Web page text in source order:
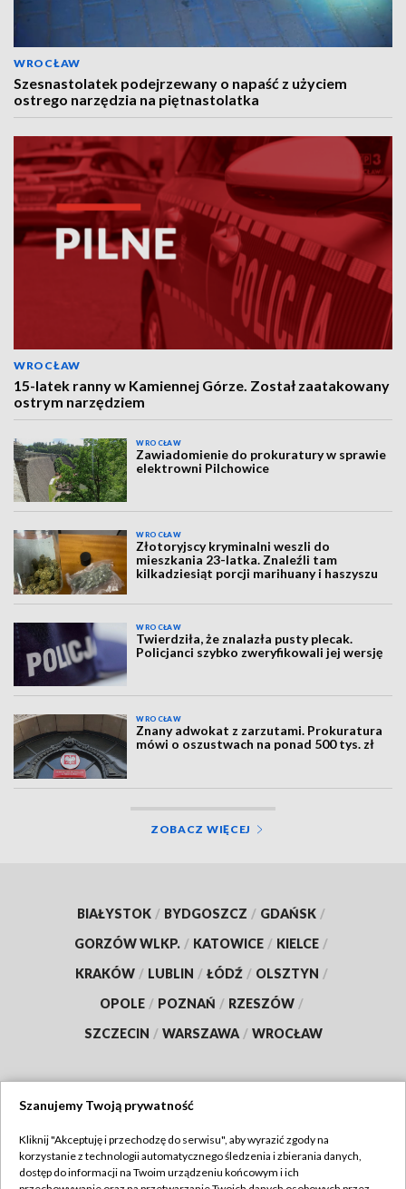
WROCŁAW
Szesnastolatek podejrzewany o napaść z użyciem
ostrego narzędzia na piętnastolatka
WROCŁAW
15-latek ranny w Kamiennej Górze. Został zaatakowany
ostrym narzędziem
WROCŁAW
Zawiadomienie do prokuratury w sprawie
elektrowni Pilchowice
WROCŁAW
Złotoryjscy kryminalni weszli do
mieszkania 23-latka. Znaleźli tam
kilkadziesiąt porcji marihuany i haszyszu
WROCŁAW
Twierdziła, że znalazła pusty plecak.
Policjanci szybko zweryfikowali jej wersję
WROCŁAW
Znany adwokat z zarzutami. Prokuratura
mówi o oszustwach na ponad 500 tys. zł
ZOBACZ WIĘCEJ
BIAŁYSTOK / BYDGOSZCZ / GDAŃSK /
GORZÓW WLKP. / KATOWICE / KIELCE /
KRAKÓW / LUBLIN / ŁÓDŹ / OLSZTYN /
OPOLE / POZNAŃ / RZESZÓW /
SZCZECIN / WARSZAWA / WROCŁAW
TVP
Szanujemy Twoją prywatność
Kliknij "Akceptuję i przechodzę do serwisu", aby wyrazić zgody na
korzystanie z technologii automatycznego śledzenia i zbierania danych,
dostęp do informacji na Twoim urządzeniu końcowym i ich